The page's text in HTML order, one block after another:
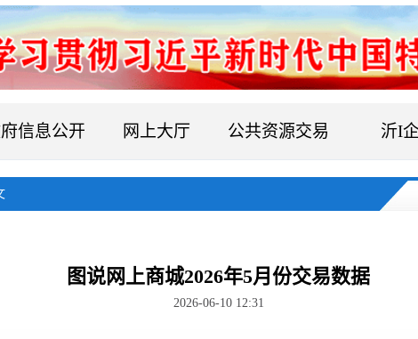
信息公开 网上大厅 公共资源交易 沂I
图说网上商城2026年5月份交易数据
2026-06-10 12:31